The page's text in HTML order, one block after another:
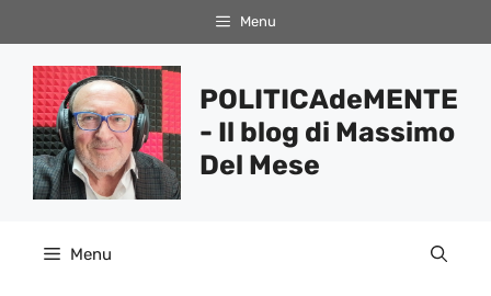
al
contenuto
Menu
POLITICAdeMENTE
- Il blog di Massimo
Del Mese
Menu